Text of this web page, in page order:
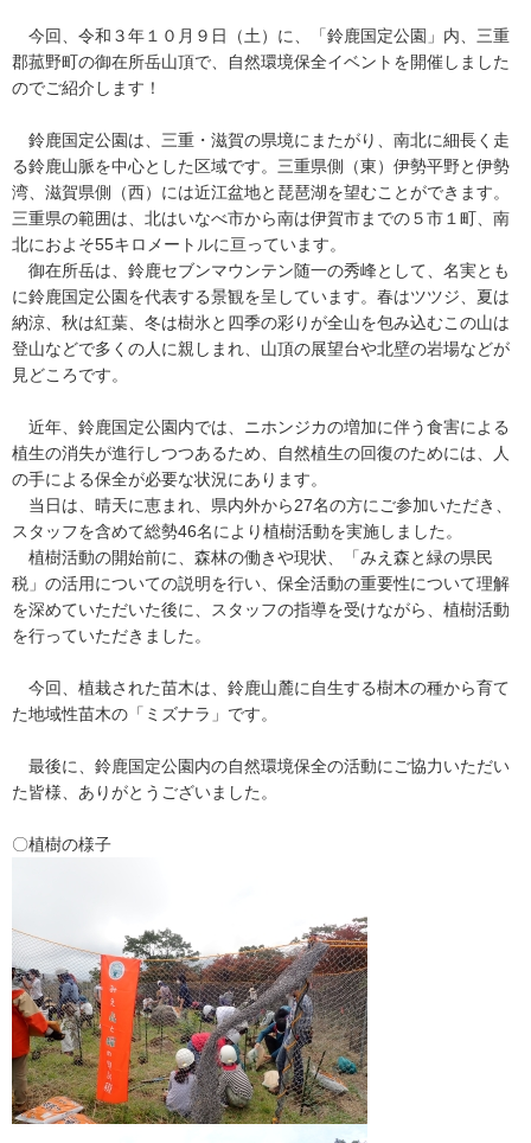
今回、令和３年１０月９日（土）に、「鈴鹿国定公園」内、三重
郡菰野町の御在所岳山頂で、自然環境保全イベントを開催しました
のでご紹介します！
鈴鹿国定公園は、三重・滋賀の県境にまたがり、南北に細長く走
る鈴鹿山脈を中心とした区域です。三重県側（東）伊勢平野と伊勢
湾、滋賀県側（西）には近江盆地と琵琶湖を望むことができます。
三重県の範囲は、北はいなべ市から南は伊賀市までの５市１町、南
北におよそ55キロメートルに亘っています。
御在所岳は、鈴鹿セブンマウンテン随一の秀峰として、名実とも
に鈴鹿国定公園を代表する景観を呈しています。春はツツジ、夏は
納涼、秋は紅葉、冬は樹氷と四季の彩りが全山を包み込むこの山は
登山などで多くの人に親しまれ、山頂の展望台や北壁の岩場などが
見どころです。
近年、鈴鹿国定公園内では、ニホンジカの増加に伴う食害による
植生の消失が進行しつつあるため、自然植生の回復のためには、人
の手による保全が必要な状況にあります。
当日は、晴天に恵まれ、県内外から27名の方にご参加いただき、
スタッフを含めて総勢46名により植樹活動を実施しました。
植樹活動の開始前に、森林の働きや現状、「みえ森と緑の県民
税」の活用についての説明を行い、保全活動の重要性について理解
を深めていただいた後に、スタッフの指導を受けながら、植樹活動
を行っていただきました。
今回、植栽された苗木は、鈴鹿山麓に自生する樹木の種から育て
た地域性苗木の「ミズナラ」です。
最後に、鈴鹿国定公園内の自然環境保全の活動にご協力いただい
た皆様、ありがとうございました。
〇植樹の様子